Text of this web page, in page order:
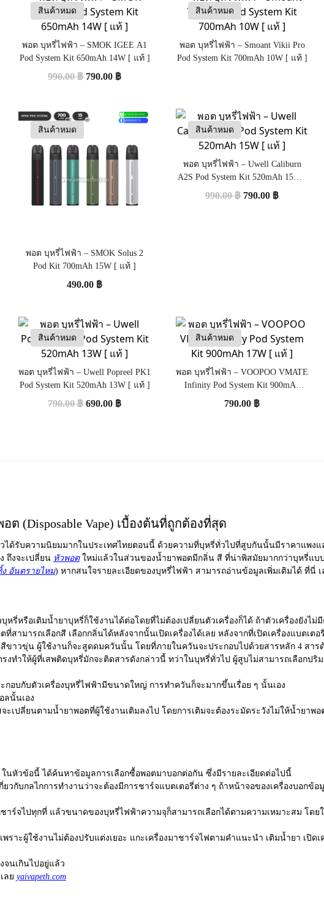
สินค้าหมด
พอต บุหรี่ไฟฟ้า – SMOK IGEE A1
Pod System Kit 650mAh 14W [ แท้ ]
990.00฿ 790.00 ฿
สินค้าหมด
พอต บุหรี่ไฟฟ้า – Smoant Vikii Pro
Pod System Kit 700mAh 10W [ แท้ ]
สินค้าหมด
พอต บุหรี่ไฟฟ้า – SMOK Solus 2
Pod Kit 700mAh 15W [ แท้ ]
490.00 ฿
สินค้าหมด
พอต บุหรี่ไฟฟ้า – Uwell Caliburn
A2S Pod System Kit 520mAh 15W [
แท้ ]
990.00฿ 790.00 ฿
สินค้าหมด
พอต บุหรี่ไฟฟ้า – Uwell Popreel PK1
Pod System Kit 520mAh 13W [ แท้ ]
790.00฿ 690.00 ฿
สินค้าหมด
พอต บุหรี่ไฟฟ้า – VOOPOO VMATE
Infinity Pod System Kit 900mAh
17W [ แท้ ]
790.00 ฿
ต (Disposable Vape) เบื้องต้นที่ถูกต้องที่สุด
ได้รับความนิยมมากในประเทศไทยตอนนี้ ด้วยความที่บุหรี่ทั่วไปที่สูบกันนั้นมีราคาแพง
ถึงจะเปลี่ยน หัวพอตใหม่แล้วในส่วนของน้ำยาพอตมีกลิ่น สี ที่น่าพิสมัยมากกว่าบุหรี่แบ
อันตรายไหม) หากสนใจรายละเอียดของบุหรี่ไฟฟ้า สามารถอ่านข้อมูลเพิ่มเติมได้ ที่นี่ เ
หรือเติมน้ำยาบุหรี่ก็ใช้งานได้ต่อโดยที่ไม่ต้องเปลี่ยนตัวเครื่องก็ได้ ถ้าตัวเครื่องยังไม่
ามารถเลือกสี เลือกกลิ่นได้หลังจากนั้นเปิดเครื่องได้เลย หลังจากที่เปิดเครื่องแบตเต
ขาวขุ่น ผู้ใช้งานก็จะสูดดมควันนั้น โดยที่ภายในควันจะประกอบไปด้วยสารหลัก 4 สาร
ทำให้ผู้ที่เสพติดบุหรี่มักจะติดสารดังกล่าวนี้ ทว่าในบุหรี่ทั่วไป ผู้สูบไม่สามารถเลือกป
กอบกับตัวเครื่องบุหรี่ไฟฟ้ามีขนาดใหญ่ การทำควันก็จะมากขึ้นเรื่อย ๆ นั้นเอง
ลนั้นเอง
เปลี่ยนตามน้ำยาพอตที่ผู้ใช้งานเติมลงไป โดยการเติมจะต้องระมัดระวังไม่ให้น้ำยาพ
นหัวข้อนี้ ได้ค้นหาข้อมูลการเลือกซื้อพอตมาบอกต่อกัน ซึ่งมีรายละเอียดต่อไปนี้
วกับกลไกการทำงานว่าจะต้องมีการชาร์จแบตเตอรี่ต่าง ๆ ถ้าหน้าจอของเครื่องบอกข้
าร์จไปทุกที่ แล้วขนาดของบุหรี่ไฟฟ้าความจุก็สามารถเลือกได้ตามความเหมาะสม โด
าะผู้ใช้งานไม่ต้องปรับแต่งเยอะ แกะเครื่องมาชาร์จไฟตามคำแนะนำ เติมน้ำยา เปิด
จนเกินไปอยู่แล้ว
ลย yaivapeth.com